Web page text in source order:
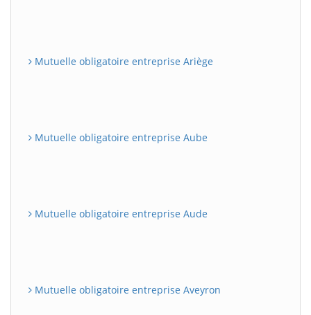
Mutuelle obligatoire entreprise Ariège
Mutuelle obligatoire entreprise Aube
Mutuelle obligatoire entreprise Aude
Mutuelle obligatoire entreprise Aveyron